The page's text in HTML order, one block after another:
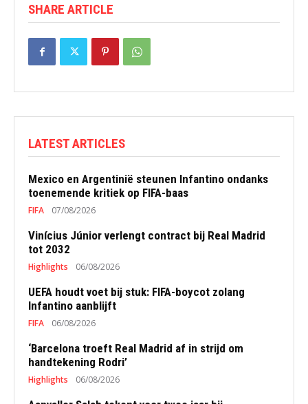
SHARE ARTICLE
LATEST ARTICLES
Mexico en Argentinië steunen Infantino ondanks
toenemende kritiek op FIFA-baas
FIFA 07/08/2026
Vinícius Júnior verlengt contract bij Real Madrid
tot 2032
Highlights 06/08/2026
UEFA houdt voet bij stuk: FIFA-boycot zolang
Infantino aanblijft
FIFA 06/08/2026
‘Barcelona troeft Real Madrid af in strijd om
handtekening Rodri’
Highlights 06/08/2026